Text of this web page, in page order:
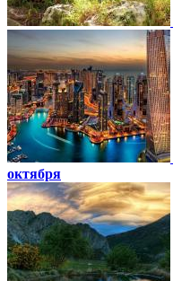
октября